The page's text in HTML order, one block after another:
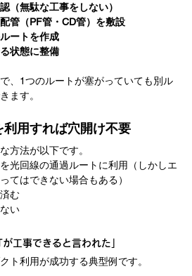
（無駄な工事をしない）
管（PF管・CD管）を敷設
ートを作成
状態に整備
、1つのルートが塞がっていても別ル
ます。
用すれば穴開け不要
方法が以下です。
光回線の通過ルートに利用（しかしエ
てはできない場合もある）
む
い
工事できると言われた」
ト利用が成功する典型例です。